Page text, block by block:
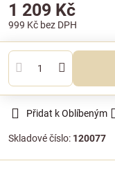
1 209 Kč
999 Kč bez DPH
Přidat k Oblíbeným
Skladové číslo: 120077